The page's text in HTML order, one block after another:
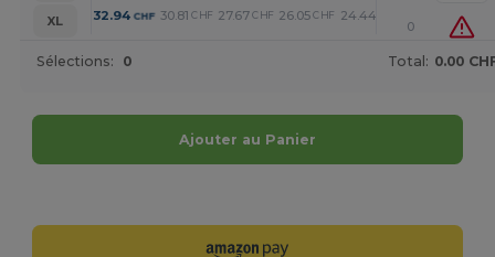
XL
32.94 CHF 30.81 CHF 27.67 CHF 26.05 CHF 24.44 CHF
0
Sélections: 0 Total: 0.00
Ajouter au Panier